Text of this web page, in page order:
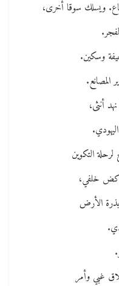
ويسلك سوقا أخرى،
وسكين.
المصانع.
أنثى،
التكوين
خلفي،
الأرض
غبي وأمر